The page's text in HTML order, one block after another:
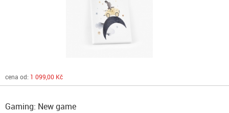
cena od: 1 099,00 Kč
Gaming: New game